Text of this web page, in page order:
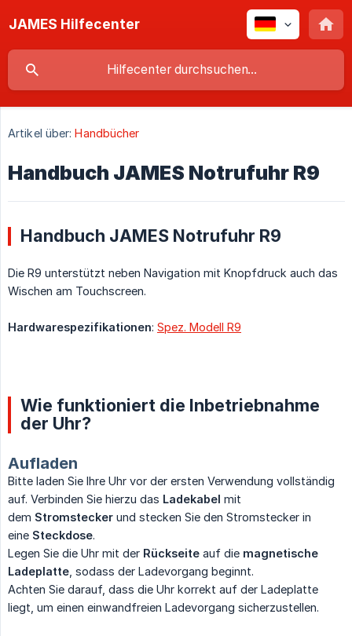
JAMES Hilfecenter
Artikel über: Handbücher
Handbuch JAMES Notrufuhr R9
Handbuch JAMES Notrufuhr R9
Die R9 unterstützt neben Navigation mit Knopfdruck auch das
Wischen am Touchscreen.
Hardwarespezifikationen: Spez. Modell R9
Wie funktioniert die Inbetriebnahme
der Uhr?
Aufladen
Bitte laden Sie Ihre Uhr vor der ersten Verwendung vollständig
auf. Verbinden Sie hierzu das Ladekabel mit
dem Stromstecker und stecken Sie den Stromstecker in
eine Steckdose.
Legen Sie die Uhr mit der Rückseite auf die magnetische
Ladeplatte , sodass der Ladevorgang beginnt.
Achten Sie darauf, dass die Uhr korrekt auf der Ladeplatte
liegt, um einen einwandfreien Ladevorgang sicherzustellen.